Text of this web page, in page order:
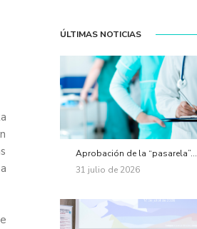
ÚLTIMAS NOTICIAS
Aprobación de la “pasarela”...
31 julio de 2026